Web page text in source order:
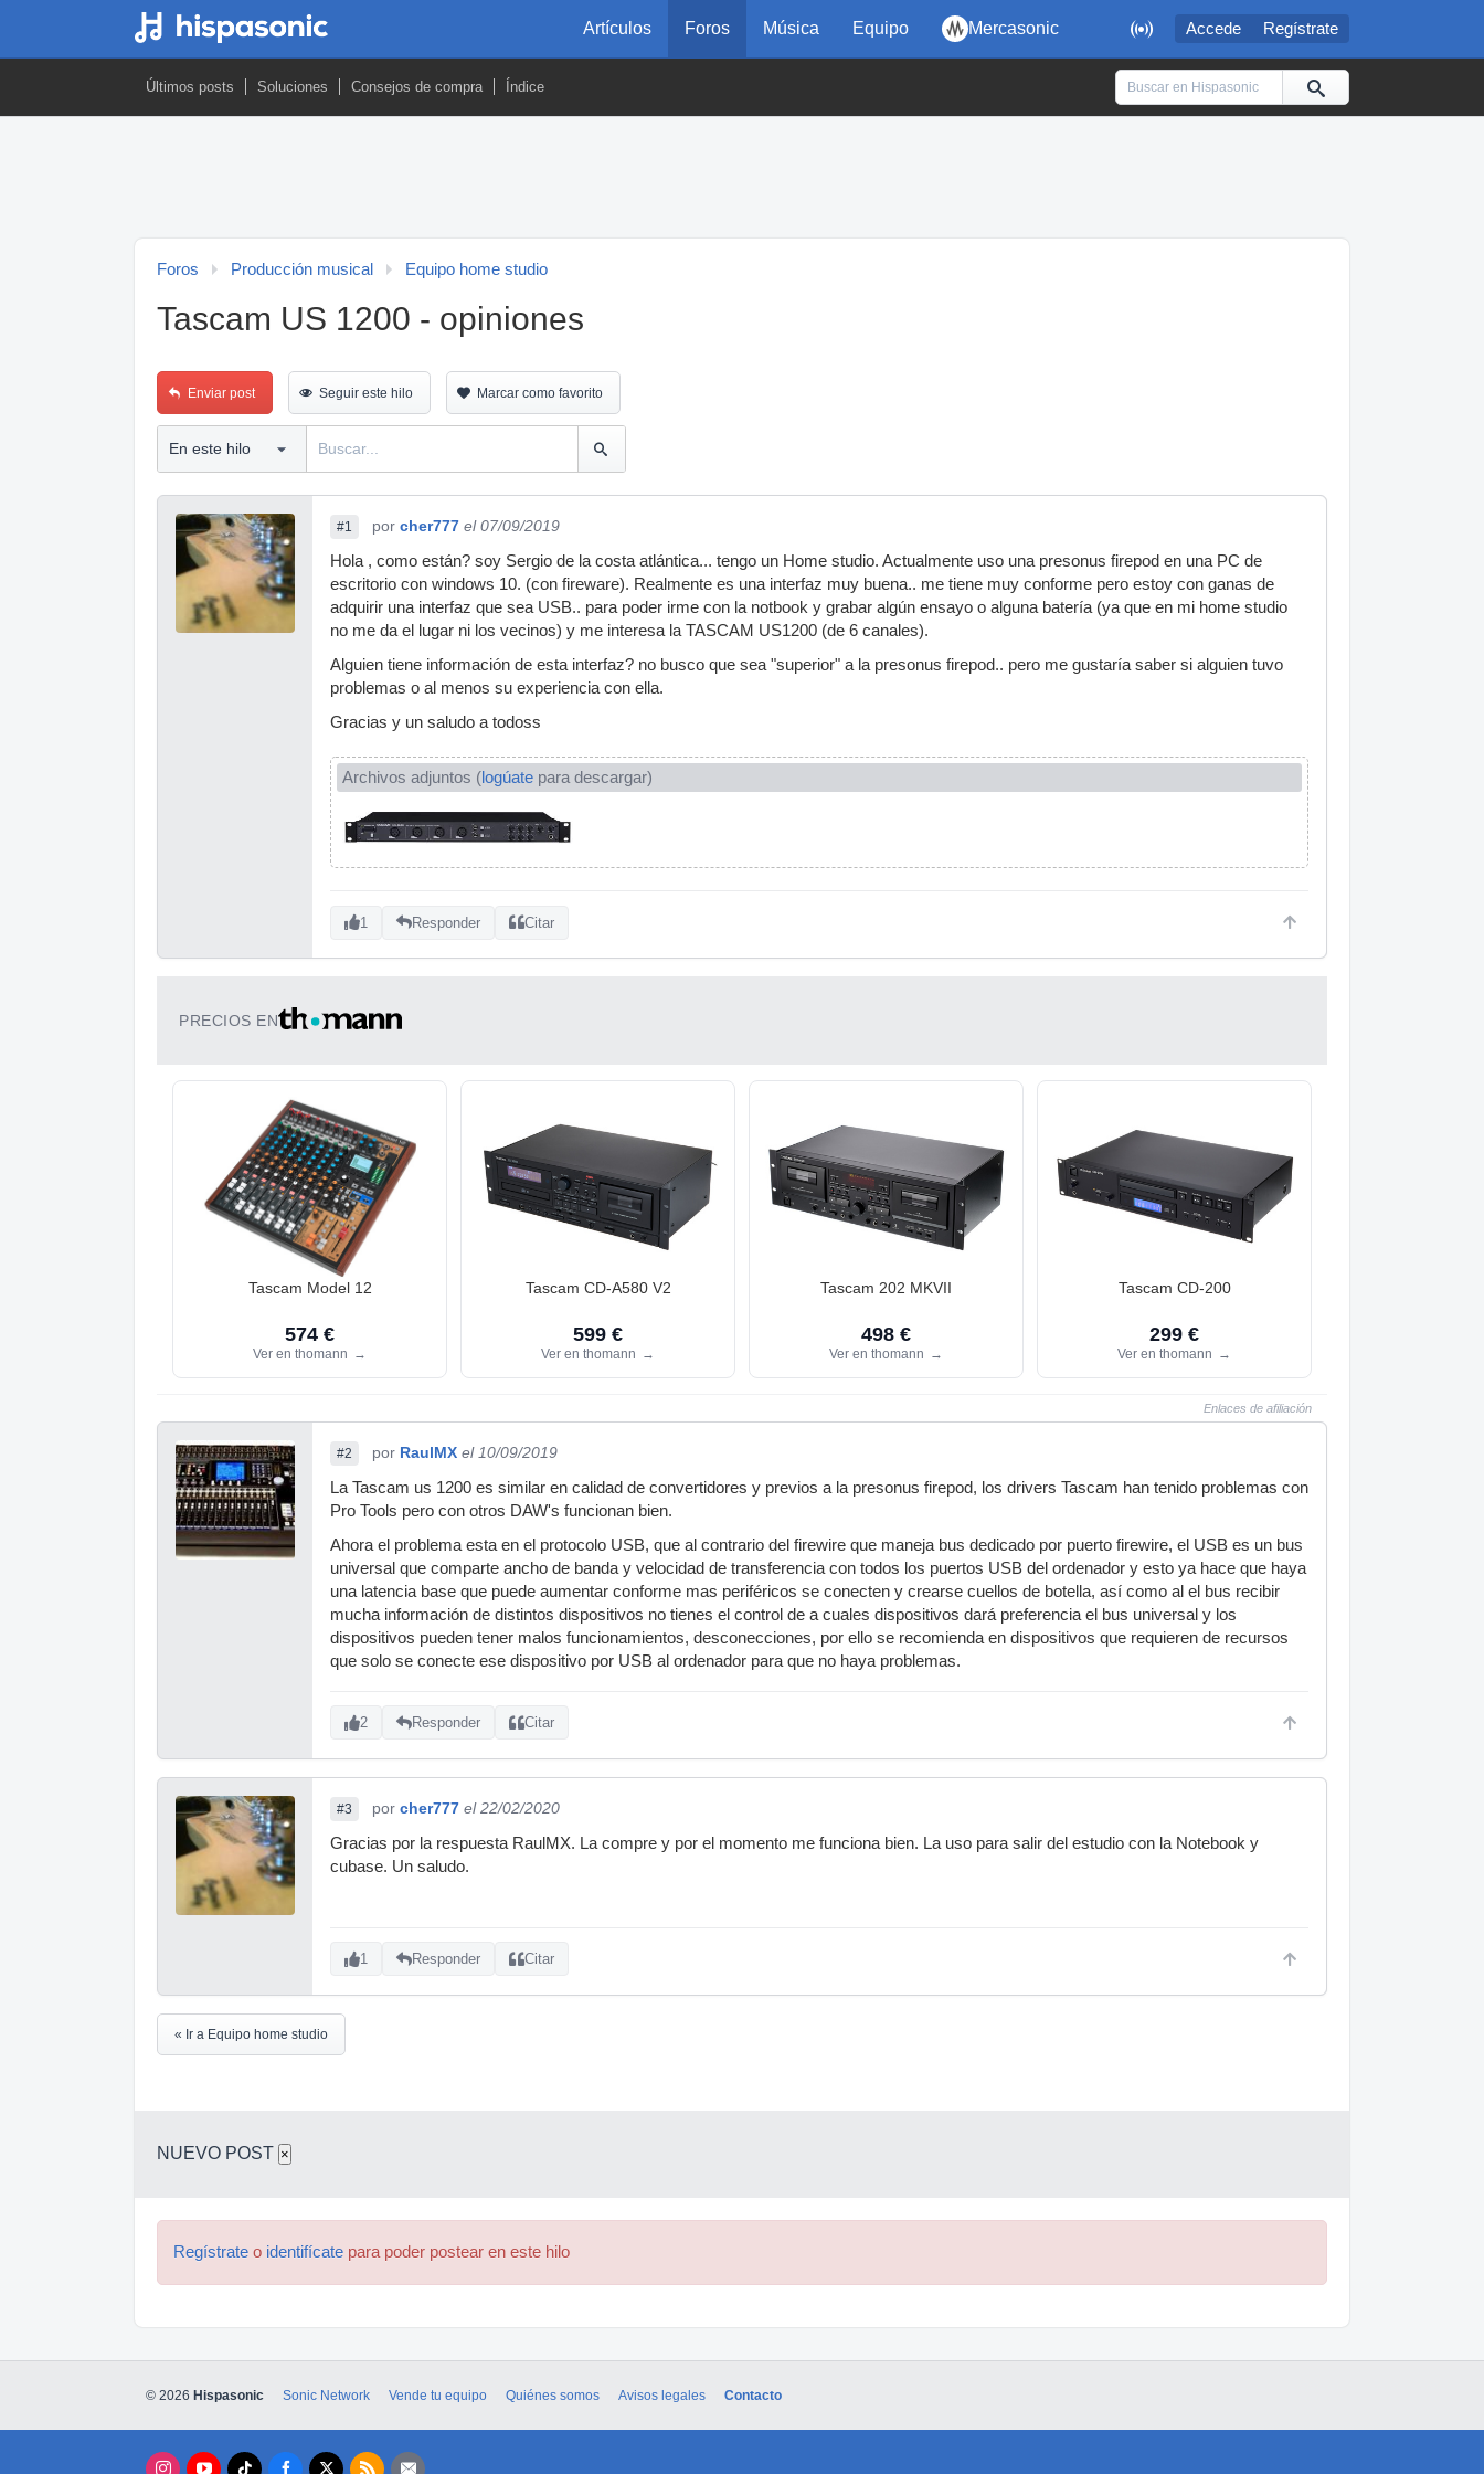
 Accede Regístrate
Artículos Foros Música Equipo Mercasonic
Últimos posts Soluciones Consejos de compra Índice
Foros Producción musical Equipo home studio
Tascam US 1200 - opiniones
Enviar post Seguir este hilo Marcar como favorito
#1 por cher777 el 07/09/2019
Hola , como están? soy Sergio de la costa atlántica... tengo un Home studio. Actualmente uso una presonus firepod en una PC de
escritorio con windows 10. (con fireware). Realmente es una interfaz muy buena.. me tiene muy conforme pero estoy con ganas de
adquirir una interfaz que sea USB.. para poder irme con la notbook y grabar algún ensayo o alguna batería (ya que en mi home studio
no me da el lugar ni los vecinos) y me interesa la TASCAM US1200 (de 6 canales).
Alguien tiene información de esta interfaz? no busco que sea "superior" a la presonus firepod.. pero me gustaría saber si alguien tuvo
problemas o al menos su experiencia con ella.
Gracias y un saludo a todoss
Archivos adjuntos (logúate para descargar)
1 Responder Citar
PRECIOS EN
Tascam Model 12
574 €
Ver en thomann →
Tascam CD-A580 V2
599 €
Ver en thomann →
Tascam 202 MKVII
498 €
Ver en thomann →
Tascam CD-200
299 €
Ver en thomann →
Enlaces de afiliación
#2 por RaulMX el 10/09/2019
La Tascam us 1200 es similar en calidad de convertidores y previos a la presonus firepod, los drivers Tascam han tenido problemas con
Pro Tools pero con otros DAW's funcionan bien.
Ahora el problema esta en el protocolo USB, que al contrario del firewire que maneja bus dedicado por puerto firewire, el USB es un bus
universal que comparte ancho de banda y velocidad de transferencia con todos los puertos USB del ordenador y esto ya hace que haya
una latencia base que puede aumentar conforme mas periféricos se conecten y crearse cuellos de botella, así como al el bus recibir
mucha información de distintos dispositivos no tienes el control de a cuales dispositivos dará preferencia el bus universal y los
dispositivos pueden tener malos funcionamientos, desconecciones, por ello se recomienda en dispositivos que requieren de recursos
que solo se conecte ese dispositivo por USB al ordenador para que no haya problemas.
2 Responder Citar
#3 por cher777 el 22/02/2020
Gracias por la respuesta RaulMX. La compre y por el momento me funciona bien. La uso para salir del estudio con la Notebook y
cubase. Un saludo.
1 Responder Citar
« Ir a Equipo home studio
NUEVO POST ×
Regístrate o identifícate para poder postear en este hilo
© 2026 Hispasonic Sonic Network Vende tu equipo Quiénes somos Avisos legales Contacto